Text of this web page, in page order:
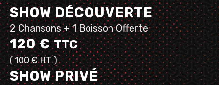
SHOW DÉCOUVERTE
2 Chansons + 1 Boisson Offerte
120 €TTC
( 100 €HT)
SHOW PRIVÉ